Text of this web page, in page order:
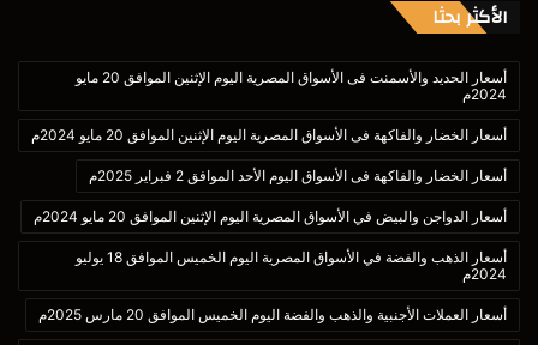
الأكثر بحثا
أسعار الحديد والأسمنت فى الأسواق المصرية اليوم الإثنين الموافق 20 مايو
2024م
أسعار الخضار والفاكهة فى الأسواق المصرية اليوم الإثنين الموافق 20 مايو 2024م
أسعار الخضار والفاكهة فى الأسواق اليوم الأحد الموافق 2 فبراير 2025م
أسعار الدواجن والبيض في الأسواق المصرية اليوم الإثنين الموافق 20 مايو 2024م
أسعار الذهب والفضة في الأسواق المصرية اليوم الخميس الموافق 18 يوليو
2024م
أسعار العملات الأجنبية والذهب والفضة اليوم الخميس الموافق 20 مارس 2025م